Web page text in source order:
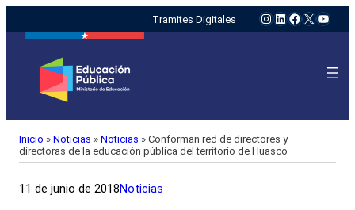
Tramites Digitales Instagram
LinkedIn
Facebook
X
Inicio » Noticias » Noticias » Conforman red de directores y
directoras de la educación pública del territorio de Huasco
11 de junio de 2018Noticias